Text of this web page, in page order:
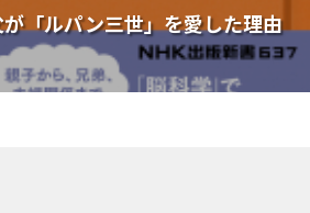
「ルパン三世」を愛した理由